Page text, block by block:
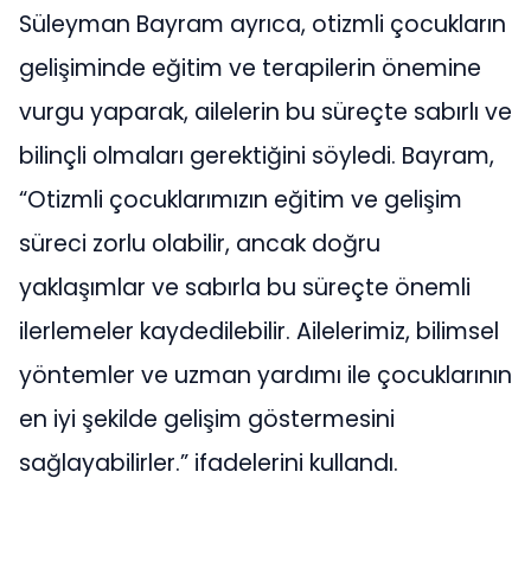
Süleyman Bayram ayrıca, otizmli çocukların
gelişiminde eğitim ve terapilerin önemine
vurgu yaparak, ailelerin bu süreçte sabırlı ve
bilinçli olmaları gerektiğini söyledi. Bayram,
“Otizmli çocuklarımızın eğitim ve gelişim
süreci zorlu olabilir, ancak doğru
yaklaşımlar ve sabırla bu süreçte önemli
ilerlemeler kaydedilebilir. Ailelerimiz, bilimsel
yöntemler ve uzman yardımı ile çocuklarının
en iyi şekilde gelişim göstermesini
sağlayabilirler.” ifadelerini kullandı.